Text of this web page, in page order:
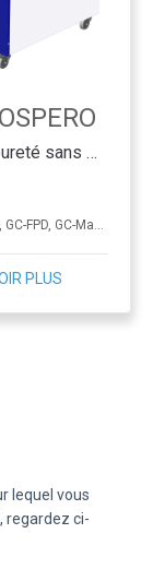
Haute pureté sans HCS - PSA Technology
GC-Make up, GC-NPD, GC-TCD
PLUS
lequel vous
regardez ci-